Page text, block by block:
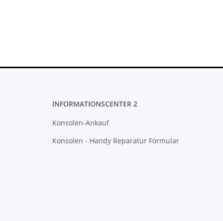
INFORMATIONSCENTER 2
Konsolen-Ankauf
Konsolen - Handy Reparatur Formular